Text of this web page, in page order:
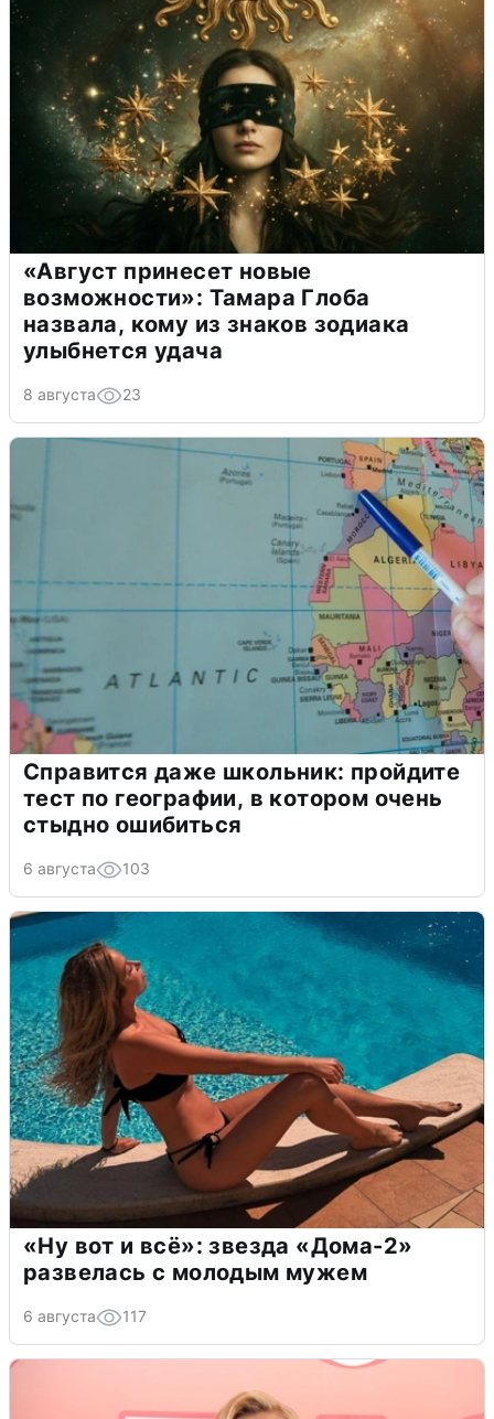
«Август принесет новые
возможности»: Тамара Глоба
назвала, кому из знаков зодиака
улыбнется удача
8 августа 23
Справится даже школьник: пройдите
тест по географии, в котором очень
стыдно ошибиться
6 августа 103
«Ну вот и всё»: звезда «Дома-2»
развелась с молодым мужем
6 августа 117